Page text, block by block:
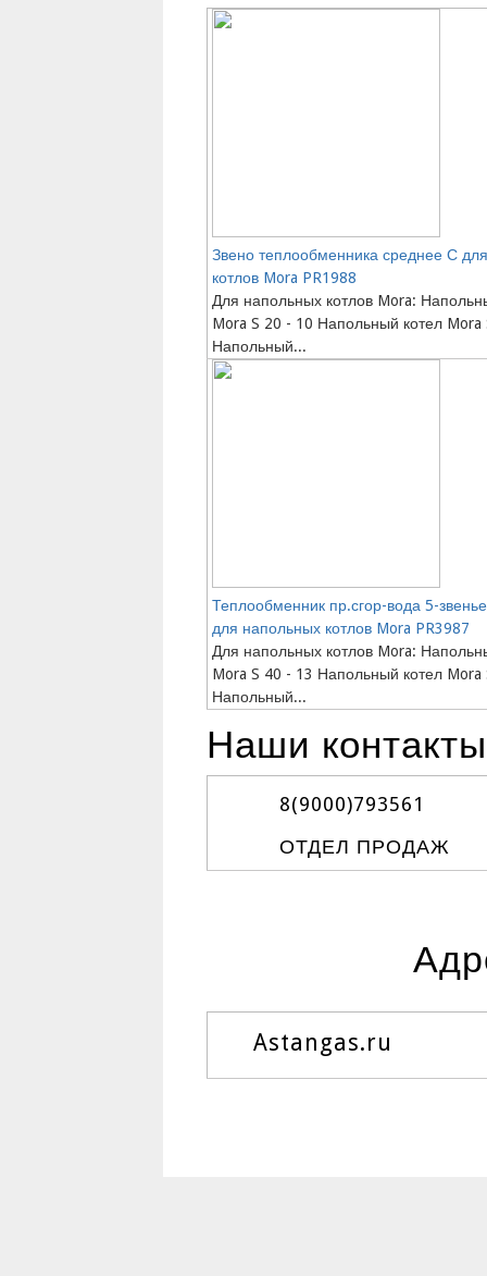
Звено теплообменника среднее С
котлов Mora PR1988
Для напольных котлов Mora:
Mora S 20 - 10 Напольный котел Mora
Напольный...
Теплообменник пр.сгор-вода 5-
для напольных котлов Mora PR3987
Для напольных котлов Mora:
Mora S 40 - 13 Напольный котел Mora
Напольный...
Наши контакты
8(9000)793561
ОТДЕЛ ПРОДАЖ
Astangas.ru